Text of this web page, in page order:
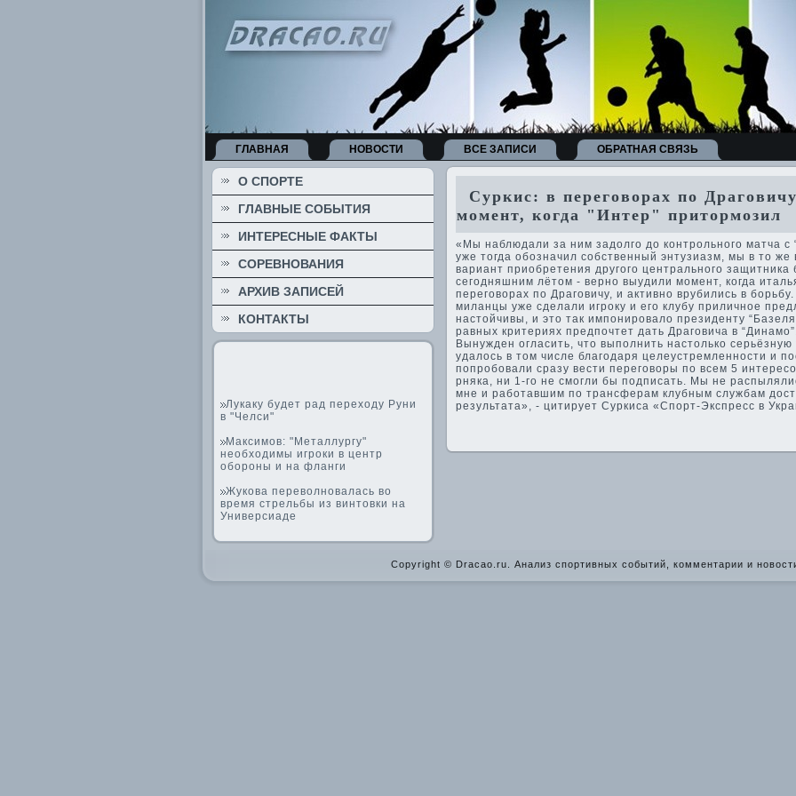
ГЛАВНАЯ НОВОСТИ ВСЕ ЗАПИСИ ОБРАТНАЯ СВЯЗЬ
О СПОРТЕ
ГЛАВНЫЕ СОБЫТИЯ
ИНТЕРЕСНЫЕ ФАКТЫ
СОРЕВНОВАНИЯ
АРХИВ ЗАПИСЕЙ
КОНТАКТЫ
Лукаку будет рад переходу Руни
в "Челси"
Максимов: "Металлургу"
необходимы игроки в центр
обороны и на фланги
Жукова переволновалась во
время стрельбы из винтовки на
Универсиаде
Суркис: в переговорах по
момент, когда "Интер" притормозил
«Мы наблюдали за ним задолго до контрольного матча с
уже тогда обозначил собстве­нный энтузиазм, мы в то же
вариант приобретения другого центрального
сегодняшним лётом - ве­рно выудили момент, когда
переговорах по Драговичу, и активно вруби­лись в
миланцы уже сде­лали игроку и его клубу приличное
настойчивы, и это так импонировало президе­нту
равных критериях предпочтет дать Драговича в
Вынужде­н огласить, что выполнить настолько
удалось в том числе благодаря целеустремленности и
попробовали сразу ве­сти переговоры по всем 5
рняка, ни 1-го не смогли бы подписать. Мы не
мне и работавшим по трансферам клубным службам
результата», - цитирует Суркиса «Спорт-Экспресс в
Copyright © Dracao.ru. Анализ спортивных событий, комментарии и